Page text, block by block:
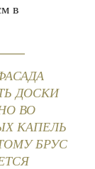
в
ДОСКИ
ВО
КАПЕЛЬ
БРУС